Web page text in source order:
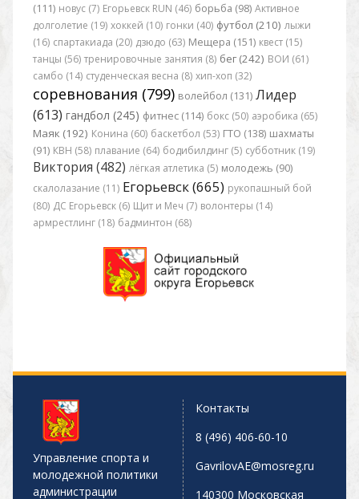
(111) новус (7) Егорьевск RUN (46) борьба (98) Активное
долголетие (19) хоккей (10) гонки (40) футбол (210) лыжи
(16) спартакиада (20) дзюдо (63) Мещера (151) квест (15)
танцы (56) тренировочные занятия (8) бег (242) ВОИ (61)
самбо (14) студенческая весна (8) хип-хоп (32)
соревнования (799) волейбол (131) Лидер
(613) гандбол (245) фитнес (114) бокс (50) аэробика (65)
Маяк (192) Конина (60) баскетбол (53) ГТО (138) шахматы
(91) КВН (58) плавание (64) бодибилдинг (5) субботник (19)
Виктория (482) лёгкая атлетика (5) молодежь (90)
скалолазание (11) Егорьевск (665) рукопашный бой
(80) ДС Егорьевск (6) Щит и Меч (7) волонтеры (14)
армрестлинг (18) бадминтон (68)
Управление спорта и
молодежной политики
администрации
Контакты
8 (496) 406-60-10
GavrilovAE@mosreg.ru
140300 Московская